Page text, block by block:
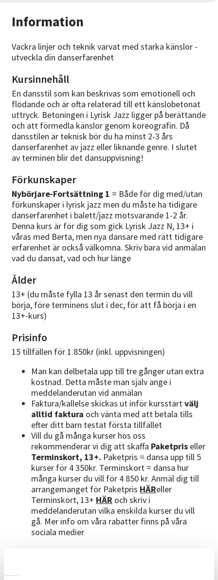
Information
Vackra linjer och teknik varvat med starka känslor -
utveckla din danserfarenhet
Kursinnehåll
En dansstil som kan beskrivas som emotionell och
flödande och är ofta relaterad till ett känslobetonat
uttryck. Betoningen i Lyrisk Jazz ligger på berättande
och att förmedla känslor genom koreografin. Då
dansstilen är teknisk bör du ha minst 2-3 års
danserfarenhet av jazz eller liknande genre. I slutet
av terminen blir det dansuppvisning!
Förkunskaper
Nybörjare-Fortsättning 1 = Både för dig med/utan
förkunskaper i lyrisk jazz men du måste ha tidigare
danserfarenhet i balett/jazz motsvarande 1-2 år.
Denna kurs är för dig som gick Lyrisk Jazz N, 13+ i
våras med Berta, men nya dansare med rätt tidigare
erfarenhet är också välkomna. Skriv bara vid anmälan
vad du dansat, vad och hur länge
Ålder
13+ (du måste fylla 13 år senast den termin du vill
börja, före terminens slut i dec, för att få börja i en
13+-kurs)
Prisinfo
15 tillfällen för 1 850kr (inkl. uppvisningen)
Man kan delbetala upp till tre gånger utan extra
kostnad. Detta måste man själv ange i
meddelanderutan vid anmälan
Faktura/kallelse skickas ut inför kursstartvälj
alltid faktura och vänta med att betala tills
efter ditt barn testat första tillfället
Vill du gå många kurser hos oss
rekommenderar vi dig att skaffa Paketpris eller
Terminskort, 13+. Paketpris = dansa upp till 5
kurser för 4 350kr. Terminskort = dansa hur
många kurser du vill för 4 850 kr. Anmäl dig till
arrangemanget för Paketpris HÄReller
Terminskort, 13+ HÄR och skriv i
meddelanderutan vilka enskilda kurser du vill
gå. Mer info om våra rabatter finns på våra
sociala medier